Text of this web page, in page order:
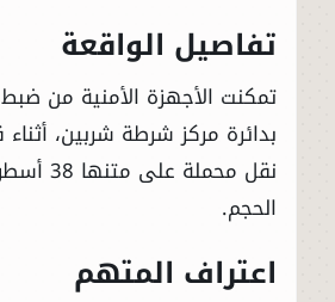
تفاصيل الواقعة
تمكنت الأجهزة الأمنية من
بدائرة مركز شرطة شربين، أثناء
نقل
الحجم.
اعتراف المتهم